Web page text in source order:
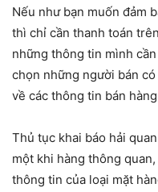
Nếu như bạn muốn đảm
thì chỉ cần thanh toán
những thông tin mình
chọn những người bán
về các thông tin bán
Thủ tục khai báo hải quan
một khi hàng thông
thông tin của loại mặt